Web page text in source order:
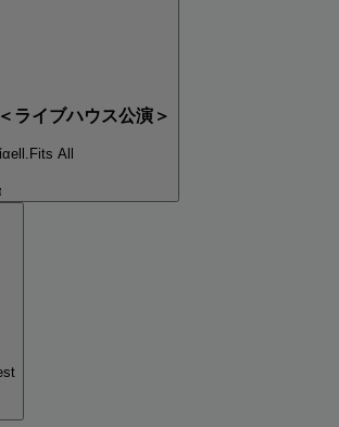
ライブハウス公演＞
ell.Fits All